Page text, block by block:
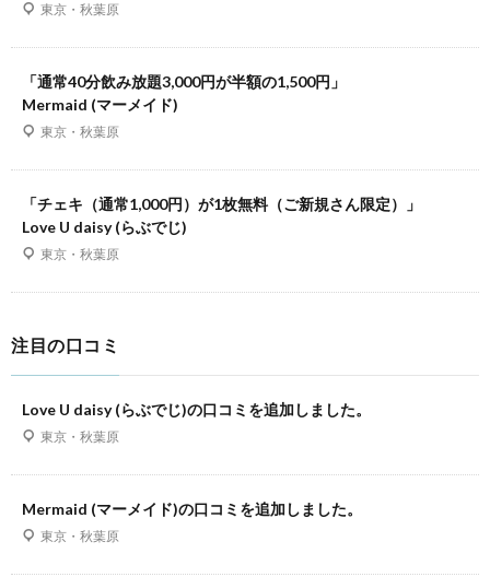
東京・秋葉原
「通常40分飲み放題3,000円が半額の1,500円」
Mermaid (マーメイド)
東京・秋葉原
「チェキ（通常1,000円）が1枚無料（ご新規さん限定）」
Love U daisy (らぶでじ)
東京・秋葉原
注目の口コミ
Love U daisy (らぶでじ)の口コミを追加しました。
東京・秋葉原
Mermaid (マーメイド)の口コミを追加しました。
東京・秋葉原